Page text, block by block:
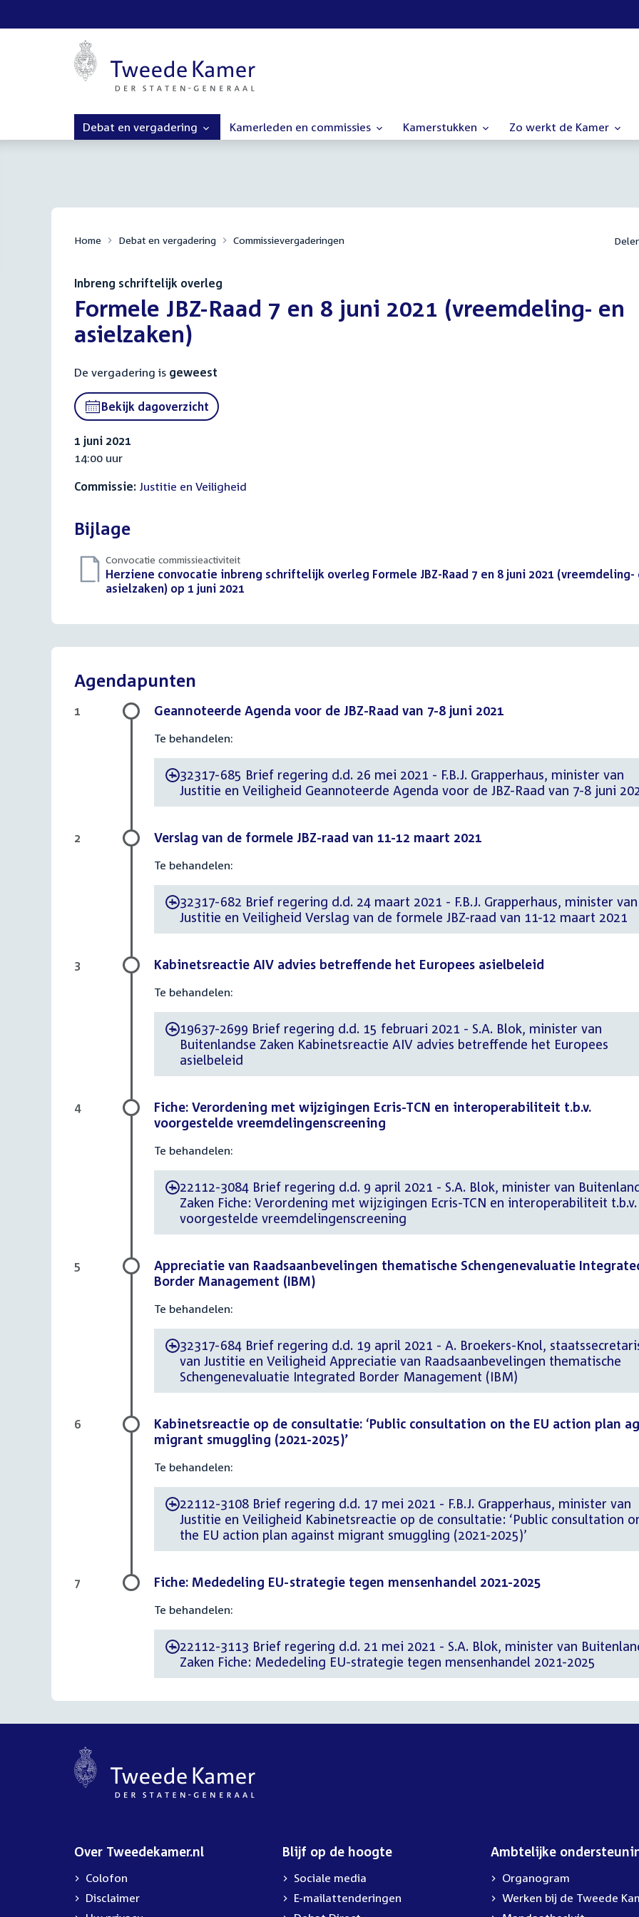
Debat en vergadering Kamerleden en commissies Kamerstukken Zo werkt de Kamer
Home Debat en vergadering Commissievergaderingen
Inbreng schriftelijk overleg
:Formele JBZ-Raad 7 en 8 juni 2021 (vreemdeling- en
asielzaken)
De vergadering is geweest
Bekijk dagoverzicht
1 juni 2021
14:00 uur
Commissie: Justitie en Veiligheid
Bijlage
Convocatie commissieactiviteit
Download
bestand:
Herziene convocatie inbreng schriftelijk overleg Formele JBZ-Raad 7 en 8 juni 2021 (vreemdeling-
asielzaken) op 1 juni 2021
Agendapunten
Geannoteerde Agenda voor de JBZ-Raad van 7-8 juni 2021
Te behandelen:
-32317-685 Brief regering d.d. 26 mei 2021 - F.B.J. Grapperhaus, minister van
Justitie en Veiligheid Geannoteerde Agenda voor de JBZ-Raad van 7-8 juni
1
Verslag van de formele JBZ-raad van 11-12 maart 2021
Te behandelen:
-32317-682 Brief regering d.d. 24 maart 2021 - F.B.J. Grapperhaus, minister van
Justitie en Veiligheid Verslag van de formele JBZ-raad van 11-12 maart 2021
2
Kabinetsreactie AIV advies betreffende het Europees asielbeleid
Te behandelen:
- 19637-2699 Brief regering d.d. 15 februari 2021 - S.A. Blok, minister van
Buitenlandse Zaken Kabinetsreactie AIV advies betreffende het Europees
asielbeleid
3
Fiche: Verordening met wijzigingen Ecris-TCN en interoperabiliteit t.b.v.
voorgestelde vreemdelingenscreening
Te behandelen:
-22112-3084 Brief regering d.d. 9 april 2021 - S.A. Blok, minister van
Zaken Fiche: Verordening met wijzigingen Ecris-TCN en interoperabiliteit t.b.v.
voorgestelde vreemdelingenscreening
4
Appreciatie van Raadsaanbevelingen thematische Schengenevaluatie
Border Management (IBM)
Te behandelen:
-32317-684 Brief regering d.d. 19 april 2021 - A. Broekers-Knol,
van Justitie en Veiligheid Appreciatie van Raadsaanbevelingen thematische
Schengenevaluatie Integrated Border Management (IBM)
5
Kabinetsreactie op de consultatie: ‘Public consultation on the EU action plan
migrant smuggling (2021-2025)’
Te behandelen:
-22112-3108 Brief regering d.d. 17 mei 2021 - F.B.J. Grapperhaus, minister van
Justitie en Veiligheid Kabinetsreactie op de consultatie: ‘Public consultation
the EU action plan against migrant smuggling (2021-2025)’
6
Fiche: Mededeling EU-strategie tegen mensenhandel 2021-2025
Te behandelen:
-22112-3113 Brief regering d.d. 21 mei 2021 - S.A. Blok, minister van
Zaken Fiche: Mededeling EU-strategie tegen mensenhandel 2021-2025
7
Over Tweedekamer.nl
Colofon
Disclaimer
Blijf op de hoogte
Sociale media
E-mailattenderingen
Ambtelijke
Organogram
External
link:
Werken bij de Tweede